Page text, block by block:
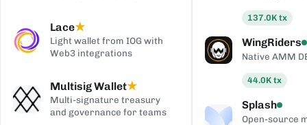
Lace★
Light wallet from IOG with
Web3 integrations
Multisig Wallet★
Multi-signature treasury
and governance for teams
137.0K tx
WingRiders
Native AMM
44.0K tx
Splash
Open-source